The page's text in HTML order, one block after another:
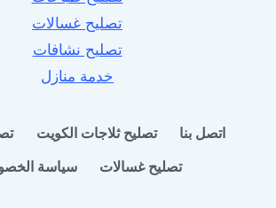
تصليح غسالات
تصليح نشافات
خدمة منازل
اتصل بنا تصليح ثلاجات الكويت
تصليح غسالات
سياسة